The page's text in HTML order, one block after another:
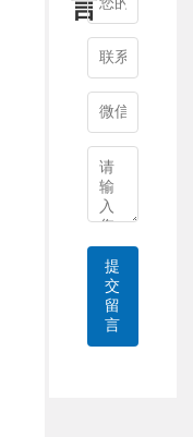
言
提
交
留
言